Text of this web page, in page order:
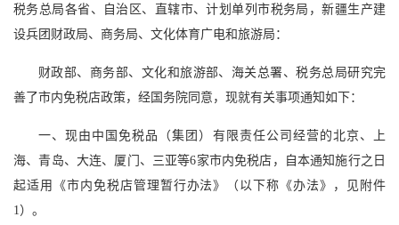
税务总局各省、自治区、直辖市、计划单列市税务局，新疆生产建
设兵团财政局、商务局、文化体育广电和旅游局：
财政部、商务部、文化和旅游部、海关总署、税务总局研究完
善了市内免税店政策，经国务院同意，现就有关事项通知如下：
一、现由中国免税品（集团）有限责任公司经营的北京、上
海、青岛、大连、厦门、三亚等6家市内免税店，自本通知施行之日
起适用《市内免税店管理暂行办法》（以下称《办法》，见附件
1）。